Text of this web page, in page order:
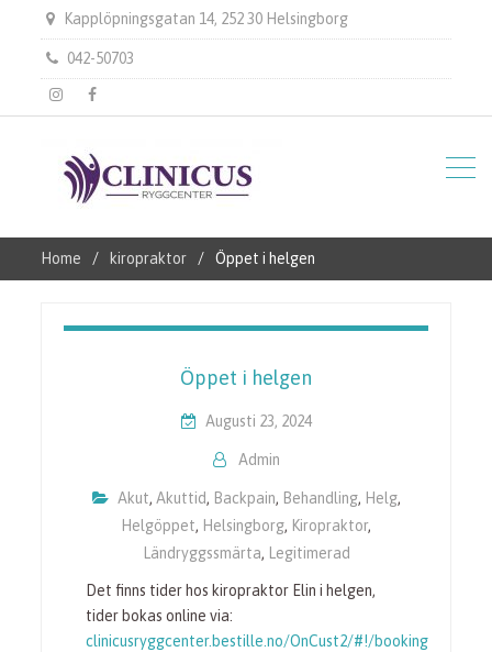
Kapplöpningsgatan 14, 252 30 Helsingborg
042-50703
instagramFacebook
Home kiropraktor Öppet i helgen
Öppet i helgen
Augusti 23, 2024
Admin
Akut, Akuttid, Backpain, Behandling, Helg,
Helgöppet, Helsingborg, Kiropraktor,
Ländryggssmärta, Legitimerad
Det finns tider hos kiropraktor Elin i helgen,
tider bokas online via:
clinicusryggcenter.bestille.no/OnCust2/#!/booking